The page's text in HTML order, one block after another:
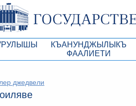
КЪАНУНДЖЫЛЫКЪ
ФААЛИЕТИ
Бюджет Республики
джедвели